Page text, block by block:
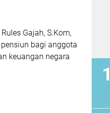
Gajah, S.Kom,
bagi anggota
keuangan negara